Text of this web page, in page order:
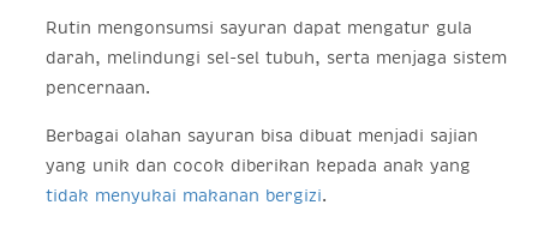
Rutin mengonsumsi sayuran dapat mengatur gula
darah, melindungi sel-sel tubuh, serta menjaga sistem
pencernaan.
Berbagai olahan sayuran bisa dibuat menjadi sajian
yang unik dan cocok diberikan kepada anak yang
tidak menyukai makanan bergizi.